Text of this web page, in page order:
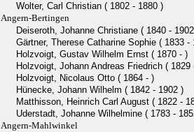
Wolter, Carl Christian ( 1802 - 1880 )
Angern-Bertingen
Deiseroth, Johanne Christiane ( 1840 -
Gärtner, Therese Catharine Sophie ( 1833 -
Holzvoigt, Gustav Wilhelm Ernst ( 1870 - )
Holzvoigt, Johann Andreas Friedrich ( 1829
Holzvoigt, Nicolaus Otto ( 1864 - )
Hünecke, Johann Wilhelm ( 1842 - 1902 )
Matthisson, Heinrich Carl August ( 1822 -
Uderstadt, Johanne Wilhelmine ( 1783 -
Angern-Mahlwinkel